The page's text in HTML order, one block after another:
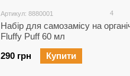
Артикул: 8880001 4
Набір для самозамісу на
Fluffy Puff 60 мл
290 грн
Купити